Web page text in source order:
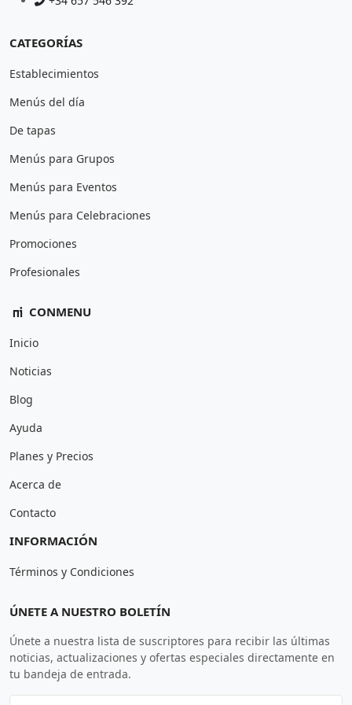
CATEGORÍAS
Establecimientos
Menús del día
De tapas
Menús para Grupos
Menús para Eventos
Menús para Celebraciones
Promociones
Profesionales
CONMENU
Inicio
Noticias
Blog
Ayuda
Planes y Precios
Acerca de
Contacto
INFORMACIÓN
Términos y Condiciones
ÚNETE A NUESTRO BOLETÍN
Únete a nuestra lista de suscriptores para recibir las últimas
noticias, actualizaciones y ofertas especiales directamente en
tu bandeja de entrada.